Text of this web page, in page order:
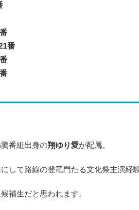
番
番組出身の翔ゆり愛が配属。
して路線の登竜門たる文化祭主演経験
補生だと思われます。